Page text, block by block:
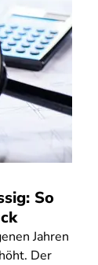
So
Jahren
Der